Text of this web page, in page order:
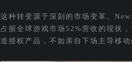
这种转变源于深刻的市场变革。
占据全球游戏市场52%营收的现状
造授权产品，不如亲自下场主导移